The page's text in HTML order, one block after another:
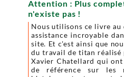
Attention : Plus
n'existe pas !
Nous utilisons ce livre
assistance incroyable
site. Et c'est ainsi que
du travail de titan
Xavier Chatellard qui
de référence sur les